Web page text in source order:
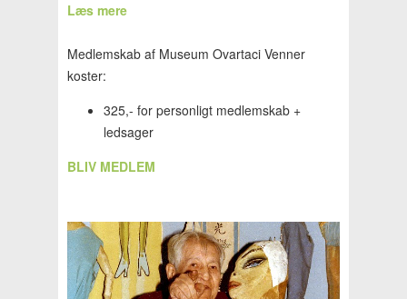
Læs mere
Medlemskab af Museum Ovartaci Venner
koster:
325,- for personligt medlemskab +
ledsager
BLIV MEDLEM